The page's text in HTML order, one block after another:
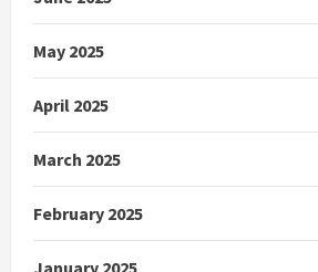
May 2025
April 2025
March 2025
February 2025
January 2025